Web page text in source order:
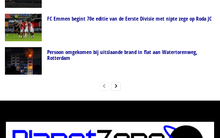
FC Emmen begint 70e editie van de Eerste Divisie met nipte zege op Roda JC
Persoon omgekomen bij uitslaande brand in flat aan Watertorenweg,
Rotterdam